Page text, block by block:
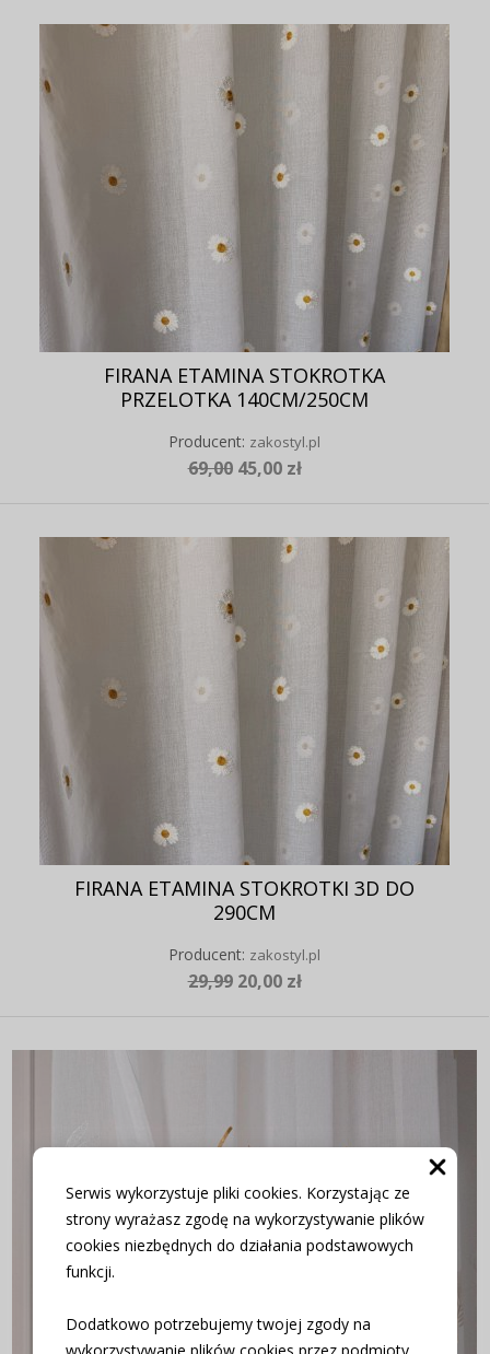
Serwis wykorzystuje pliki cookies. Korzystając ze
strony wyrażasz zgodę na wykorzystywanie plików
cookies niezbędnych do działania podstawowych
funkcji.
Dodatkowo potrzebujemy twojej zgody na
FIRANA ETAMINA STOKROTKA
PRZELOTKA 140CM/250CM
Producent: zakostyl.pl
69,00 45,00 zł
FIRANA ETAMINA STOKROTKI 3D DO
290CM
Producent: zakostyl.pl
29,99 20,00 zł